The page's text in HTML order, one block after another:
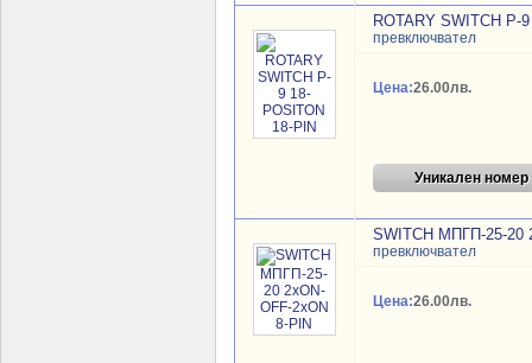
ROTARY SWITCH P-
превключвател
Цена:26.00лв.
Уникален номер
SWITCH MПГП-25-20
превключвател
Цена:26.00лв.